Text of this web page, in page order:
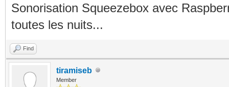
Sonorisation Squeezebox avec
toutes les nuits...
Find
tiramiseb
Member